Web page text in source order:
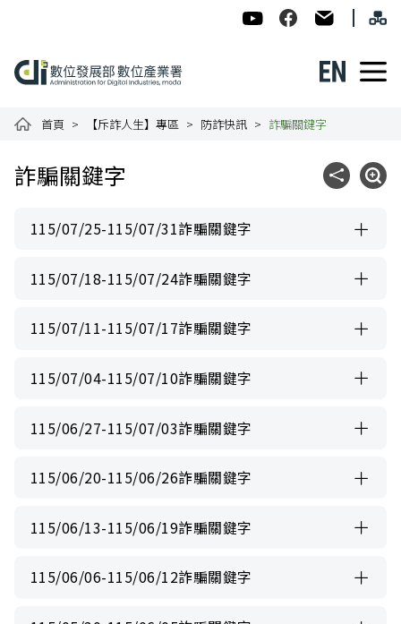
English
首頁 【斥詐人生】專區 防詐快訊 詐騙關鍵字
詐騙關鍵字 社群分享展開
115/07/25-115/07/31詐騙關鍵字
115/07/18-115/07/24詐騙關鍵字
115/07/11-115/07/17詐騙關鍵字
115/07/04-115/07/10詐騙關鍵字
115/06/27-115/07/03詐騙關鍵字
115/06/20-115/06/26詐騙關鍵字
115/06/13-115/06/19詐騙關鍵字
115/06/06-115/06/12詐騙關鍵字